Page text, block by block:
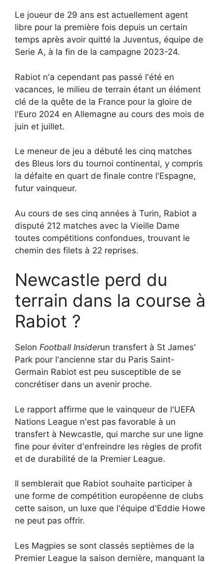
Le joueur de 29 ans est actuellement agent
libre pour la première fois depuis un certain
temps après avoir quitté la Juventus, équipe de
Serie A, à la fin de la campagne 2023-24.
Rabiot n'a cependant pas passé l'été en
vacances, le milieu de terrain étant un élément
clé de la quête de la France pour la gloire de
l'Euro 2024 en Allemagne au cours des mois de
juin et juillet.
Le meneur de jeu a débuté les cinq matches
des Bleus lors du tournoi continental, y compris
la défaite en quart de finale contre l'Espagne,
futur vainqueur.
Au cours de ses cinq années à Turin, Rabiot a
disputé 212 matches avec la Vieille Dame
toutes compétitions confondues, trouvant le
chemin des filets à 22 reprises.
Newcastle perd du
terrain dans la course à
Rabiot ?
Selon Football Insiderun transfert à St James'
Park pour l'ancienne star du Paris Saint-
Germain Rabiot est peu susceptible de se
concrétiser dans un avenir proche.
Le rapport affirme que le vainqueur de l'UEFA
Nations League n'est pas favorable à un
transfert à Newcastle, qui marche sur une ligne
fine pour éviter d'enfreindre les règles de profit
et de durabilité de la Premier League.
Il semblerait que Rabiot souhaite participer à
une forme de compétition européenne de clubs
cette saison, un luxe que l'équipe d'Eddie Howe
ne peut pas offrir.
Les Magpies se sont classés septièmes de la
Premier League la saison dernière, manquant la